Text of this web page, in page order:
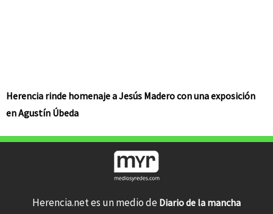
Herencia rinde homenaje a Jesús Madero con una exposición
en Agustín Úbeda
Herencia.net es un medio de Diario de la mancha